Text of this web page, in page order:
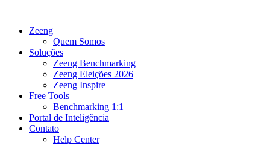
Zeeng
Quem Somos
Soluções
Zeeng Benchmarking
Zeeng Eleições 2026
Zeeng Inspire
Free Tools
Benchmarking 1:1
Portal de Inteligência
Contato
Help Center